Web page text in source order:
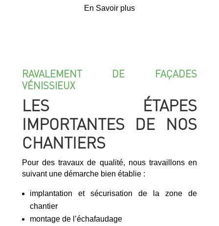
En Savoir plus
RAVALEMENT DE FAÇADES
VÉNISSIEUX
LES ÉTAPES
IMPORTANTES DE NOS
CHANTIERS
Pour des travaux de qualité, nous travaillons en
suivant une démarche bien établie :
implantation et sécurisation de la zone de
chantier
montage de l’échafaudage